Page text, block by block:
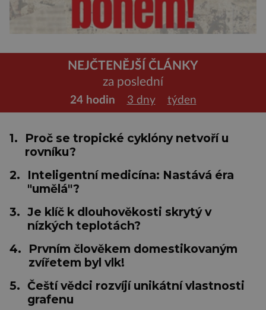
NEJČTENĚJŠÍ ČLÁNKY
za poslední
24 hodin 3 dny týden
1.
Proč se tropické cyklóny netvoří u
rovníku?
2.
Inteligentní medicína: Nastává éra
"umělá"?
3. Je klíč k dlouhověkosti skrytý v
nízkých teplotách?
4.
Prvním člověkem domestikovaným
zvířetem byl vlk!
5. Čeští vědci rozvíjí unikátní vlastnosti
grafenu